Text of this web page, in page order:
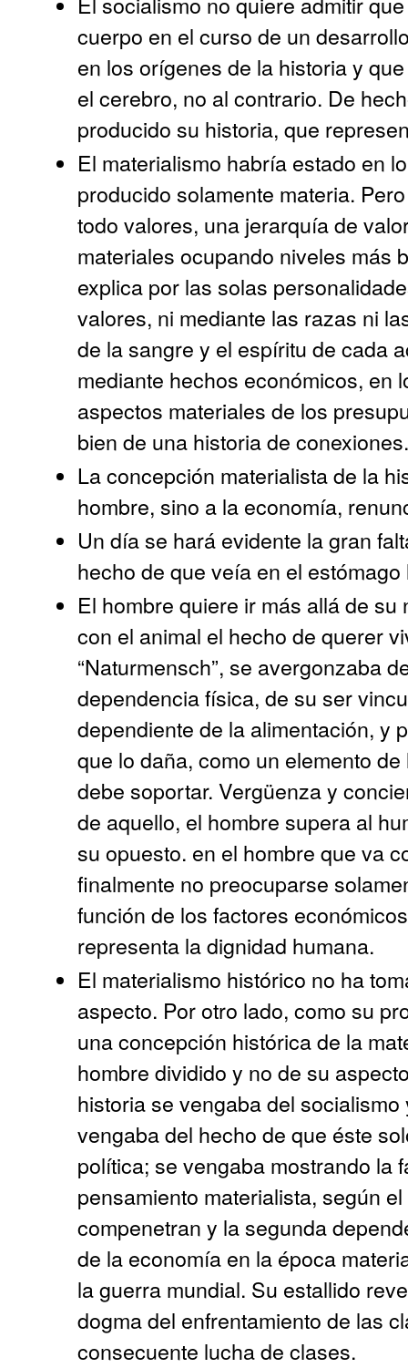
cuerpo en el curso de un
en los orígenes de la historia y
el cerebro, no al contrario. De
producido su historia, que
El materialismo habría estado en
producido solamente materia.
todo valores, una jerarquía de
materiales ocupando niveles más
explica por las solas
valores, ni mediante las razas ni
de la sangre y el espíritu de cada
mediante hechos económicos, en
aspectos materiales de los
bien de una historia de conexiones.
La concepción materialista de la
hombre, sino a la economía,
Un día se hará evidente la gran
hecho de que veía en el
El hombre quiere ir más allá de
con el animal el hecho de querer
“Naturmensch”, se avergonzaba
dependencia física, de su ser
dependiente de la alimentación, y
que lo daña, como un elemento
debe soportar. Vergüenza y
de aquello, el hombre supera al
su opuesto. en el hombre que va
finalmente no preocuparse
función de los factores
representa la dignidad humana.
El materialismo histórico no ha
aspecto. Por otro lado, como su
una concepción histórica de la
hombre dividido y no de su
historia se vengaba del
vengaba del hecho de que éste
política; se vengaba mostrando la
pensamiento materialista, según
compenetran y la segunda
de la economía en la época
la guerra mundial. Su estallido
dogma del enfrentamiento de las
consecuente lucha de clases.